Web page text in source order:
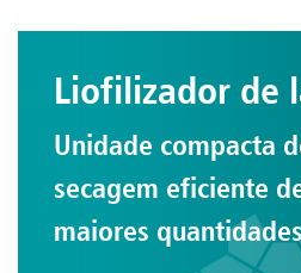
Liofilizador de
Unidade compacta
secagem eficiente
maiores